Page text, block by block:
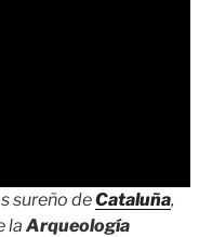
sureño deCataluña,
la Arqueología